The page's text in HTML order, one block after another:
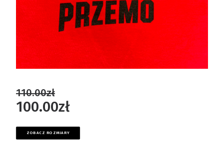
110.00zł
100.00zł
ZOBACZ ROZMIARY